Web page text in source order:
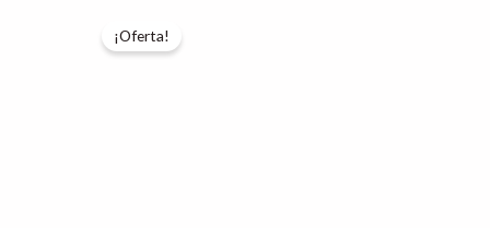
¡Oferta!